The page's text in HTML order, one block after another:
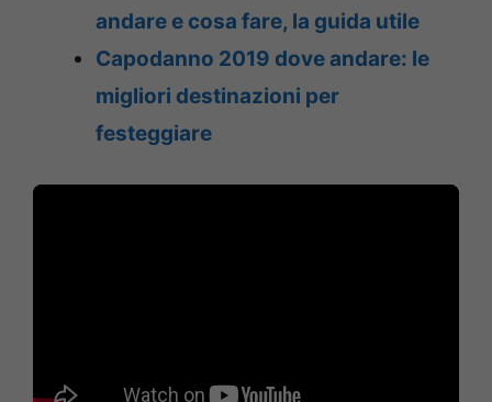
andare e cosa fare, la guida utile
Capodanno 2019 dove andare: le
migliori destinazioni per
festeggiare